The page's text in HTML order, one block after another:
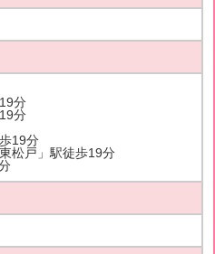
分
分
19分
松戸」駅徒歩19分